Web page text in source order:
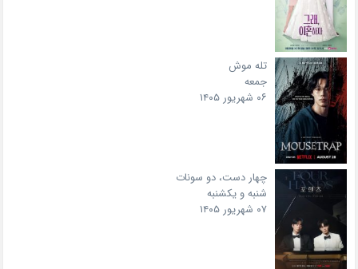
تله موش
جمعه
۰۶ شهریور ۱۴۰۵
چهار دست، دو سونات
شنبه و یکشنبه
۰۷ شهریور ۱۴۰۵